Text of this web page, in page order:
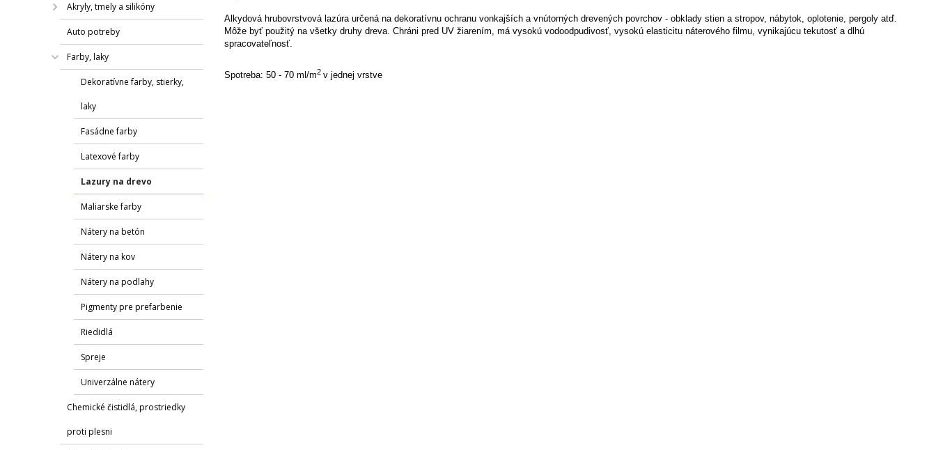
Akryly, tmely a silikóny
Auto potreby
Farby, laky
Dekoratívne farby, stierky,
laky
Fasádne farby
Latexové farby
Lazury na drevo
Maliarske farby
Nátery na betón
Nátery na kov
Nátery na podlahy
Pigmenty pre prefarbenie
Riedidlá
Spreje
Univerzálne nátery
Chemické čistidlá, prostriedky
proti plesni
Alkydová hrubovrstvová lazúra určená na dekoratívnu ochranu vonkajších a vnútorných drevených povrchov - obklady stien a stropov, nábytok, oplotenie, pergoly atď.
Môže byť použitý na všetky druhy dreva. Chráni pred UV žiarením, má vysokú vodoodpudivosť, vysokú elasticitu náterového filmu, vynikajúcu tekutosť a dlhú
spracovateľnosť.
Spotreba: 50 - 70 ml/m2 v jednej vrstve